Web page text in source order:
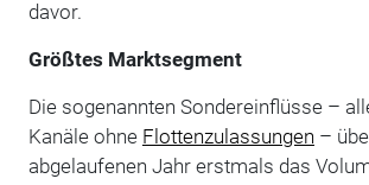
davor.
Größtes Marktsegment
Die sogenannten Sondereinflüsse –
Kanäle ohne Flottenzulassungen –
abgelaufenen Jahr erstmals das